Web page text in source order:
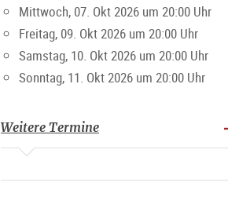
Mittwoch, 07. Okt 2026 um 20:00 Uhr
Freitag, 09. Okt 2026 um 20:00 Uhr
Samstag, 10. Okt 2026 um 20:00 Uhr
Sonntag, 11. Okt 2026 um 20:00 Uhr
Weitere Termine